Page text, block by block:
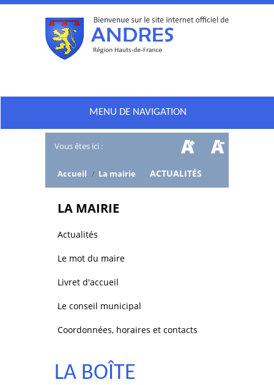
MENU DE NAVIGATION
Vous êtes ici :
Accueil / La mairie ACTUALITÉS
LA MAIRIE
Actualités
Le mot du maire
Livret d'accueil
Le conseil municipal
Coordonnées, horaires et contacts
LA BOÎTE